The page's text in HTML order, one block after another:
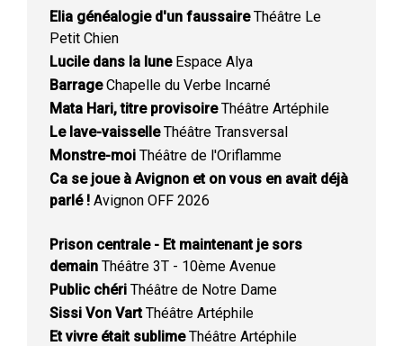
Elia généalogie d'un faussaireThéâtre Le
Petit Chien
Lucile dans la luneEspace Alya
BarrageChapelle du Verbe Incarné
Mata Hari, titre provisoireThéâtre Artéphile
Le lave-vaisselleThéâtre Transversal
Monstre-moi Théâtre de l'Oriflamme
Ca se joue à Avignon et on vous en avait déjà
parlé ! Avignon OFF 2026
Prison centrale - Et maintenant je sors
demain Théâtre 3T - 10ème Avenue
Public chéri Théâtre de Notre Dame
Sissi Von VartThéâtre Artéphile
Et vivre était sublimeThéâtre Artéphile